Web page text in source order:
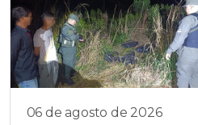
06 de agosto de 2026